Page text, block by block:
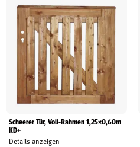
Scheerer Tür, Voll-Rahmen 1,25×0,60m
KD+
Details anzeigen